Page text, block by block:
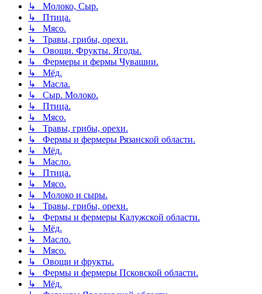
↳ Молоко, Сыр.
↳ Птица.
↳ Мясо.
↳ Травы, грибы, орехи.
↳ Овощи. Фрукты. Ягоды.
↳ Фермеры и фермы Чувашии.
↳ Мёд.
↳ Масла.
↳ Сыр. Молоко.
↳ Птица.
↳ Мясо.
↳ Травы, грибы, орехи.
↳ Фермы и фермеры Рязанской области.
↳ Мёд.
↳ Масло.
↳ Птица.
↳ Мясо.
↳ Молоко и сыры.
↳ Травы, грибы, орехи.
↳ Фермы и фермеры Калужской области.
↳ Мёд.
↳ Масло.
↳ Мясо.
↳ Овощи и фрукты.
↳ Фермы и фермеры Псковской области.
↳ Мёд.